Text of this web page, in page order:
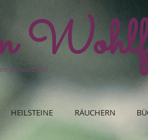
zu lauschen!
HEILSTEINE RÄUCHERN